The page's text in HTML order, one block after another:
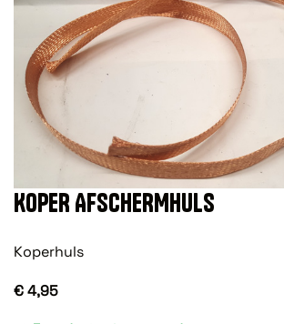
KOPER AFSCHERMHULS
Koperhuls
€ 4,95